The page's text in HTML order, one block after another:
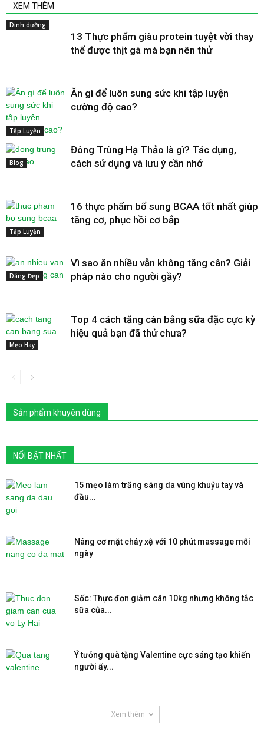
XEM THÊM
Dinh dưỡng
13 Thực phẩm giàu protein tuyệt vời thay
thế được thịt gà mà bạn nên thử
Tập Luyện
Ăn gì để luôn sung sức khi tập luyện
cường độ cao?
Blog
Đông Trùng Hạ Thảo là gì? Tác dụng,
cách sử dụng và lưu ý cần nhớ
Tập Luyện
16 thực phẩm bổ sung BCAA tốt nhất giúp
tăng cơ, phục hồi cơ bắp
Dáng Đẹp
Vì sao ăn nhiều vẫn không tăng cân? Giải
pháp nào cho người gầy?
Mẹo Hay
Top 4 cách tăng cân bằng sữa đặc cực kỳ
hiệu quả bạn đã thử chưa?
Sản phẩm khuyên dùng
NỔI BẬT NHẤT
15 mẹo làm trắng sáng da vùng khuỷu tay và
đầu...
Nâng cơ mặt chảy xệ với 10 phút massage mỗi
ngày
Sốc: Thực đơn giảm cân 10kg nhưng không tắc
sữa của...
Ý tưởng quà tặng Valentine cực sáng tạo khiến
người ấy...
Xem thêm